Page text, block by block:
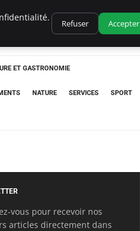
ET GASTRONOMIE
NATURE SERVICES SPORT
vous pour recevoir nos
articles directement dans
Refuser Accepter